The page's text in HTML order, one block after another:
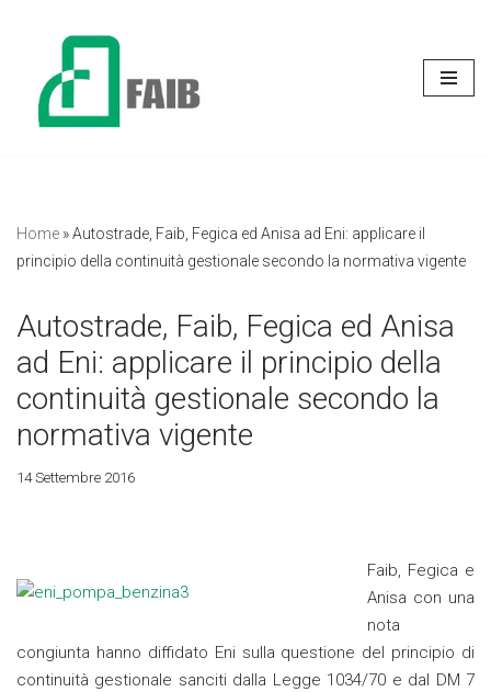
contenuto
Home »Autostrade, Faib, Fegica ed Anisa ad Eni: applicare il
principio della continuità gestionale secondo la normativa vigente
Autostrade, Faib, Fegica ed Anisa
ad Eni: applicare il principio della
continuità gestionale secondo la
normativa vigente
14 Settembre 2016
Faib, Fegica e
Anisa con una
nota
congiunta hanno diffidato Eni sulla questione del principio di
continuità gestionale sanciti dalla Legge 1034/70 e dal DM 7